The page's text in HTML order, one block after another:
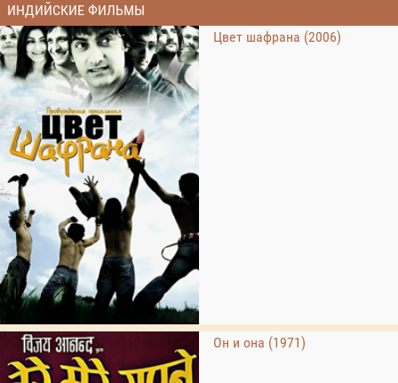
ИНДИЙСКИЕ ФИЛЬМЫ
Цвет шафрана (2006)
Он и она (1971)